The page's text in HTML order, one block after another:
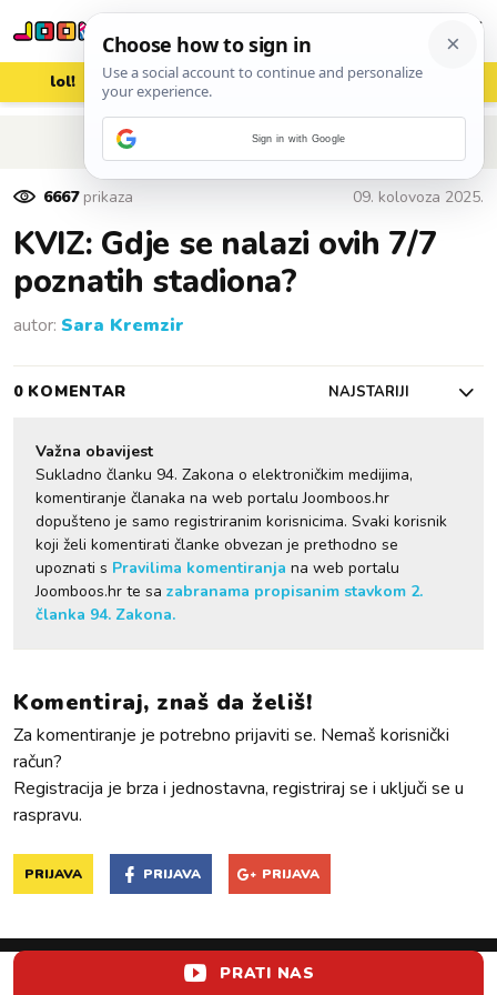
lol! aww vrh! woot?!
POVRATAK NA ČLANAK
6667prikaza 09. kolovoza 2025.
KVIZ: Gdje se nalazi ovih 7/7
poznatih stadiona?
autor: Sara Kremzir
0 KOMENTAR NAJSTARIJI
Važna obavijest
Sukladno članku 94. Zakona o elektroničkim medijima,
komentiranje članaka na web portalu Joomboos.hr
dopušteno je samo registriranim korisnicima. Svaki korisnik
koji želi komentirati članke obvezan je prethodno se
upoznati s Pravilima komentiranja na web portalu
Joomboos.hr te sa zabranama propisanim stavkom 2.
članka 94. Zakona.
Komentiraj, znaš da želiš!
Za komentiranje je potrebno prijaviti se. Nemaš korisnički
račun?
Registracija je brza i jednostavna, registriraj se i uključi se u
raspravu.
PRIJAVA PRIJAVA PRIJAVA
PRATI NAS
Sign in with Google